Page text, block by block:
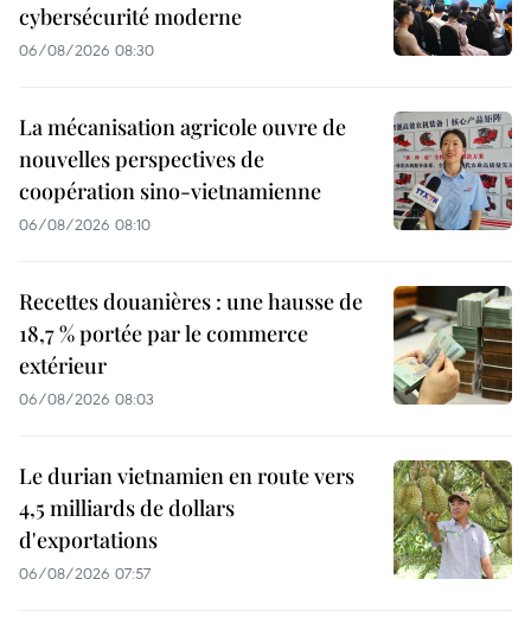
cybersécurité moderne
06/08/2026 08:30
La mécanisation agricole ouvre de
nouvelles perspectives de
coopération sino-vietnamienne
06/08/2026 08:10
Recettes douanières : une hausse de
18,7 % portée par le commerce
extérieur
06/08/2026 08:03
Le durian vietnamien en route vers
4,5 milliards de dollars
d'exportations
06/08/2026 07:57